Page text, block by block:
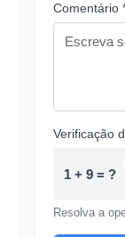
Comentário
Verificação
1 + 9 = ?
Resolva a